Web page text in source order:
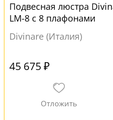
Подвесная люстра
LM-8 с 8 плафонами
Divinare (Италия)
45 675 ₽